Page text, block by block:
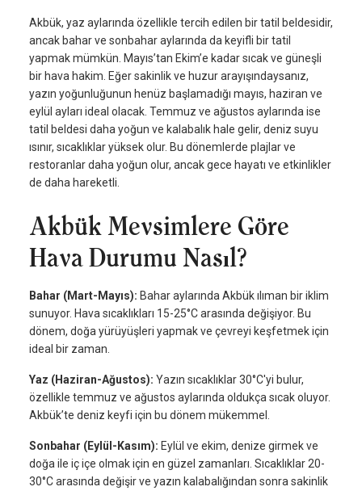
Akbük, yaz aylarında özellikle tercih edilen bir tatil beldesidir,
ancak bahar ve sonbahar aylarında da keyifli bir tatil
yapmak mümkün. Mayıs’tan Ekim’e kadar sıcak ve güneşli
bir hava hakim. Eğer sakinlik ve huzur arayışındaysanız,
yazın yoğunluğunun henüz başlamadığı mayıs, haziran ve
eylül ayları ideal olacak. Temmuz ve ağustos aylarında ise
tatil beldesi daha yoğun ve kalabalık hale gelir, deniz suyu
ısınır, sıcaklıklar yüksek olur. Bu dönemlerde plajlar ve
restoranlar daha yoğun olur, ancak gece hayatı ve etkinlikler
de daha hareketli.
Akbük Mevsimlere Göre
Hava Durumu Nasıl?
Bahar (Mart-Mayıs): Bahar aylarında Akbük ılıman bir iklim
sunuyor. Hava sıcaklıkları 15-25°C arasında değişiyor. Bu
dönem, doğa yürüyüşleri yapmak ve çevreyi keşfetmek için
ideal bir zaman.
Yaz (Haziran-Ağustos): Yazın sıcaklıklar 30°C'yi bulur,
özellikle temmuz ve ağustos aylarında oldukça sıcak oluyor.
Akbük’te deniz keyfi için bu dönem mükemmel.
Sonbahar (Eylül-Kasım): Eylül ve ekim, denize girmek ve
doğa ile iç içe olmak için en güzel zamanları. Sıcaklıklar 20-
30°C arasında değişir ve yazın kalabalığından sonra sakinlik